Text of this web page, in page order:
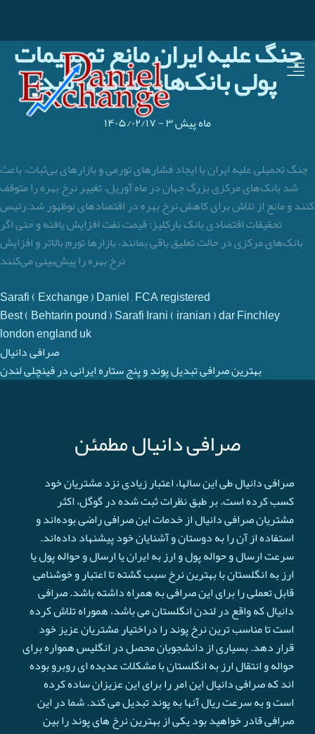
جنگ علیه ایران مانع تصمیمات
پولی بانک‌های مرکزی شد
۱۴۰۵/۰۲/۱۷- ۳ ماه پیش
جنگ تحمیلی علیه ایران با ایجاد فشارهای تورمی و بازارهای بی‌ثبات، باعث
شد بانک‌های مرکزی بزرگ جهان در ماه آوریل، تغییر نرخ بهره را متوقف
کنند و مانع از تلاش برای کاهش نرخ بهره در اقتصادهای نوظهور شد.رئیس
تحقیقات اقتصادی بانک بارکلیز: قیمت نفت افزایش یافته و حتی اگر
بانک‌های مرکزی در حالت تعلیق باقی بمانند، بازارها تورم بالاتر و افزایش
نرخ بهره را پیش‌بینی می‌کنند
Sarafi ( Exchange ) Daniel , FCA registered
Best ( Behtarin pound ) Sarafi Irani ( iranian ) dar Finchley
london england uk
صرافی دانیال
بهترین صرافی تبدیل پوند و پنج ستاره ایرانی در فینچلی لندن
صرافی دانیال مطمئن
صرافی دانیال طی این سالها، اعتبار زیادی نزد مشتریان خود
کسب کرده است. بر طبق نظرات ثبت شده در گوگل، اکثر
مشتریان صرافی دانیال از خدمات این صرافی راضی بوده‌اند و
استفاده از آن را به دوستان و آشنایان خود پیشنهاد داده‌اند.
سرعت ارسال و حواله پول و ارز به ایران یا ارسال و حواله پول یا
ارز به انگلستان با بهترین نرخ سبب گشته تا اعتبار و خوشنامی
قابل تعملی را برای این صرافی به همراه داشته باشد. صرافی
دانیال که واقع در لندن انگلستان می باشد، هموراه تلاش کرده
است تا مناسب ترین نرخ پوند را دراختیار مشتریان عزیز خود
قرار دهد. بسیاری از دانشجویان محصل در انگلیس همواره برای
حواله و انتقال ارز به انگلستان با مشکلات عدیده ای روبرو بوده
اند که صرافی دانیال این امر را برای این عزیزان ساده کرده
است و به سرعت ريال آنها به پوند تبدیل می کند. شما در این
صرافی قادر خواهید بود یکی از بهترین نرخ های پوند را بین